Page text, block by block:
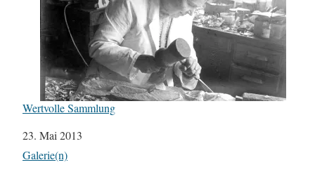
Wertvolle Sammlung
Datum
23. Mai 2013
In Bezug auf
Galerie(n)